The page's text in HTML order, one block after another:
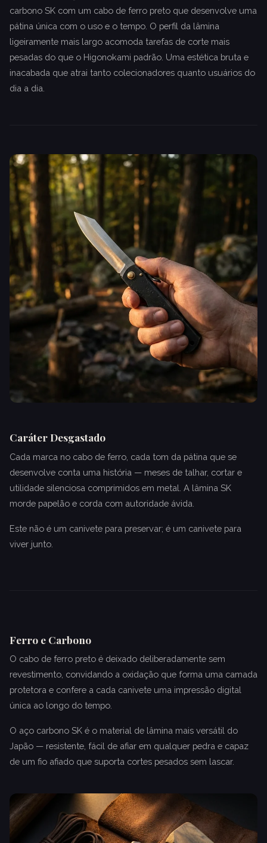
carbono SK com um cabo de ferro preto que desenvolve uma
pátina única com o uso e o tempo. O perfil da lâmina
ligeiramente mais largo acomoda tarefas de corte mais
pesadas do que o Higonokami padrão. Uma estética bruta e
inacabada que atrai tanto colecionadores quanto usuários do
dia a dia.
Caráter Desgastado
Cada marca no cabo de ferro, cada tom da pátina que se
desenvolve conta uma história — meses de talhar, cortar e
utilidade silenciosa comprimidos em metal. A lâmina SK
morde papelão e corda com autoridade ávida.
Este não é um canivete para preservar; é um canivete para
viver junto.
Ferro e Carbono
O cabo de ferro preto é deixado deliberadamente sem
revestimento, convidando a oxidação que forma uma camada
protetora e confere a cada canivete uma impressão digital
única ao longo do tempo.
O aço carbono SK é o material de lâmina mais versátil do
Japão — resistente, fácil de afiar em qualquer pedra e capaz
de um fio afiado que suporta cortes pesados sem lascar.